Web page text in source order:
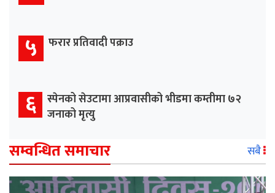
५ फरार प्रतिवादी पक्राउ
६ स्पेनको सेउटामा आप्रवासीको भीडमा कम्तीमा ७२
जनाको मृत्यु
सम्वन्धित समाचार सबै